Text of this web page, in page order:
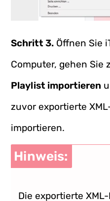
Schritt 3. Öffnen Sie
Computer, gehen Sie
Playlist importieren
zuvor exportierte
importieren.
Hinweis:
Die exportierte